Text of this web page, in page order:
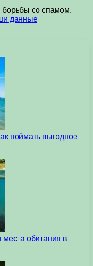
борьбы со спамом.
данные
поймать выгодное
обитания в